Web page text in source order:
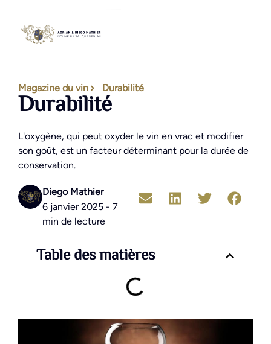
Magazine du vin Durabilité
Durabilité
L'oxygène, qui peut oxyder le vin en vrac et modifier
son goût, est un facteur déterminant pour la durée de
conservation.
Diego Mathier
6 janvier 2025 - 7
min de lecture
Table des matières